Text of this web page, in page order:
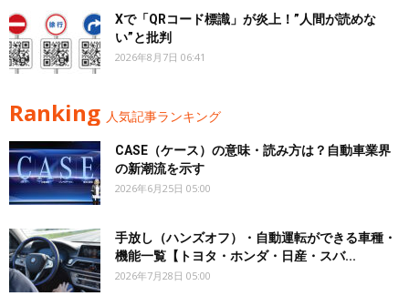
Xで「QRコード標識」が炎上！”人間が読めな
い”と批判
2026年8月7日 06:41
Ranking 人気記事ランキング
CASE（ケース）の意味・読み方は？自動車業界
の新潮流を示す
2026年6月25日 05:00
手放し（ハンズオフ）・自動運転ができる車種・
機能一覧【トヨタ・ホンダ・日産・スバ...
2026年7月28日 05:00